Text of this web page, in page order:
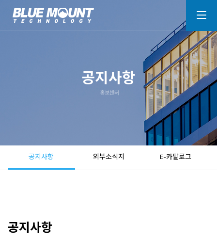
홍보센터
공지사항
공지사항 외부소식지 E-카탈로그
공지사항